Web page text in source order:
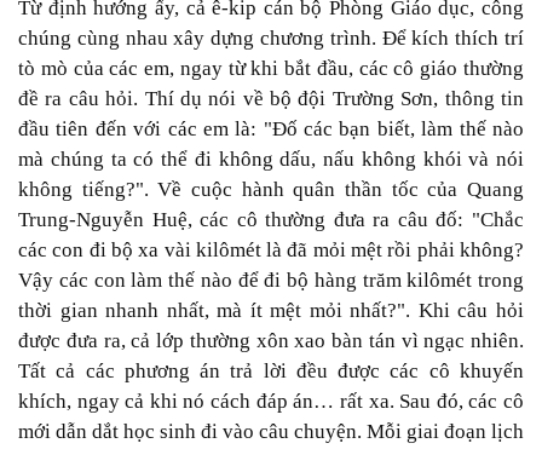
Từ định hướng ấy, cả ê-kip cán bộ Phòng Giáo dục, công
chúng cùng nhau xây dựng chương trình. Ðể kích thích trí
tò mò của các em, ngay từ khi bắt đầu, các cô giáo thường
đề ra câu hỏi. Thí dụ nói về bộ đội Trường Sơn, thông tin
đầu tiên đến với các em là: "Ðố các bạn biết, làm thế nào
mà chúng ta có thể đi không dấu, nấu không khói và nói
không tiếng?". Về cuộc hành quân thần tốc của Quang
Trung-Nguyễn Huệ, các cô thường đưa ra câu đố: "Chắc
các con đi bộ xa vài kilômét là đã mỏi mệt rồi phải không?
Vậy các con làm thế nào để đi bộ hàng trăm kilômét trong
thời gian nhanh nhất, mà ít mệt mỏi nhất?". Khi câu hỏi
được đưa ra, cả lớp thường xôn xao bàn tán vì ngạc nhiên.
Tất cả các phương án trả lời đều được các cô khuyến
khích, ngay cả khi nó cách đáp án… rất xa. Sau đó, các cô
mới dẫn dắt học sinh đi vào câu chuyện. Mỗi giai đoạn lịch